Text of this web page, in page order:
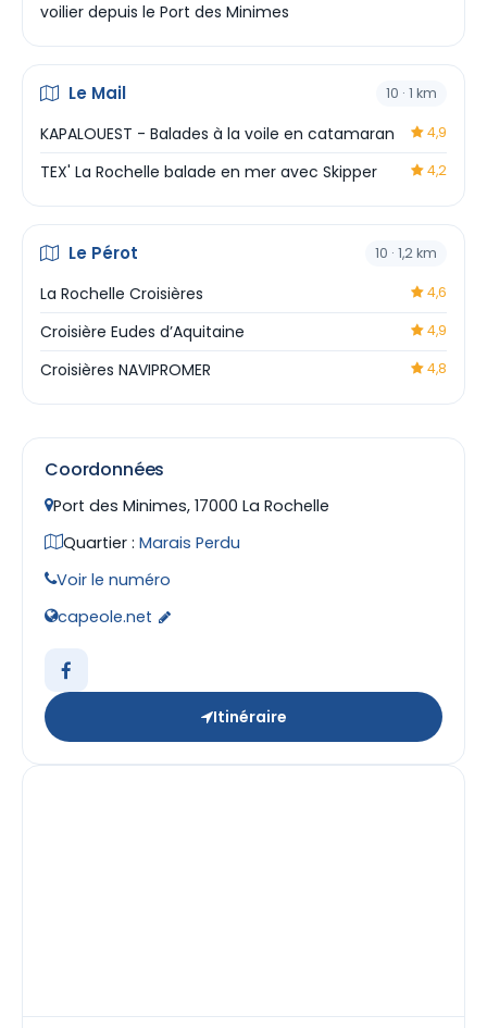
voilier depuis le Port des Minimes
Le Mail 10 · 1 km
KAPALOUEST - Balades à la voile en catamaran 4,9
TEX' La Rochelle balade en mer avec Skipper 4,2
Le Pérot 10 · 1,2 km
La Rochelle Croisières 4,6
Croisière Eudes d’Aquitaine 4,9
Croisières NAVIPROMER 4,8
Coordonnées
Port des Minimes, 17000 La Rochelle
Quartier : Marais Perdu
Voir le numéro
capeole.net
Itinéraire